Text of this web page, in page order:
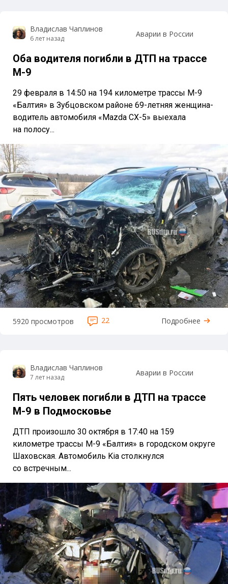
Владислав Чаплинов
6 лет назад Аварии в России
Оба водителя погибли в ДТП на трассе
М-9
29 февраля в 14:50 на 194 километре трассы М-9
«Балтия» в Зубцовском районе 69-летняя женщина-
водитель автомобиля «Mazda CX-5» выехала
на полосу...
5920 просмотров 22 Подробнее
Владислав Чаплинов
7 лет назад Аварии в России
Пять человек погибли в ДТП на трассе
М-9 в Подмосковье
ДТП произошло 30 октября в 17:40 на 159
километре трассы М-9 «Балтия» в городском округе
Шаховская. Автомобиль Kia столкнулся
со встречным...